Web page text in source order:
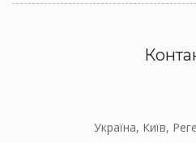
Україна, Київ,